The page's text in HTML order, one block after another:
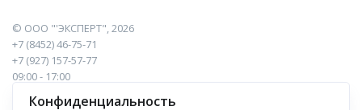
© ООО "'ЭКСПЕРТ", 2026
+7 (8452) 46-75-71
+7 (927) 157-57-77
09:00 - 17:00
410017, Саратов, Пугачева, 10 к1, оф.23
Конфиденциальность